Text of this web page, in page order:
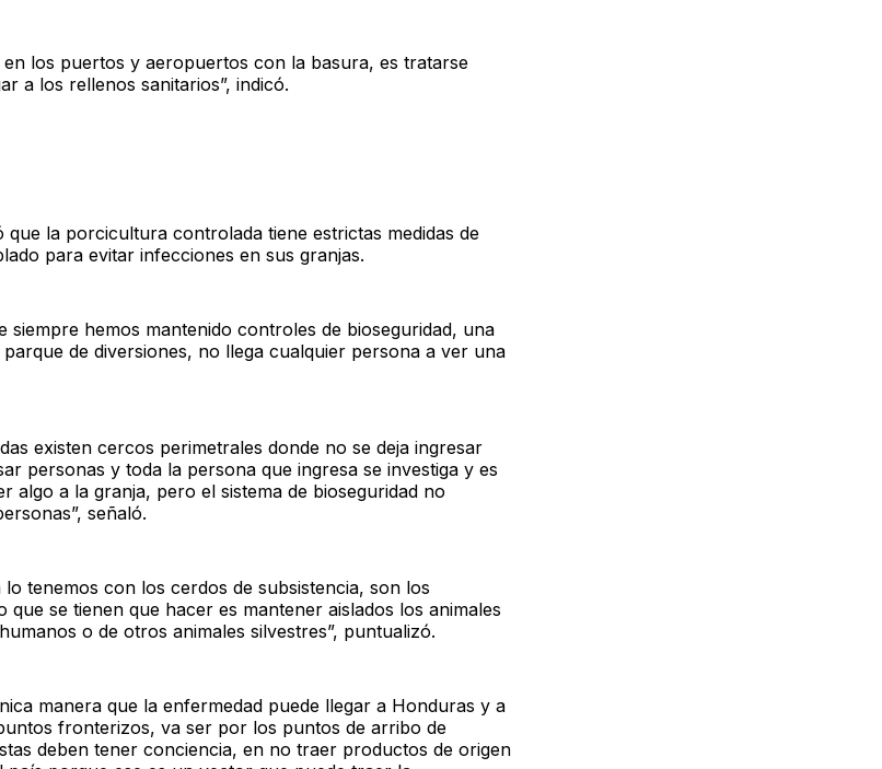
en los puertos y aeropuertos con la basura, es tratarse
a los rellenos sanitarios”, indicó.
que la porcicultura controlada tiene estrictas medidas de
para evitar infecciones en sus granjas.
siempre hemos mantenido controles de bioseguridad, una
de diversiones, no llega cualquier persona a ver una
existen cercos perimetrales donde no se deja ingresar
personas y toda la persona que ingresa se investiga y es
algo a la granja, pero el sistema de bioseguridad no
señaló.
lo tenemos con los cerdos de subsistencia, son los
se tienen que hacer es mantener aislados los animales
o de otros animales silvestres”, puntualizó.
manera que la enfermedad puede llegar a Honduras y a
fronterizos, va ser por los puntos de arribo de
deben tener conciencia, en no traer productos de origen